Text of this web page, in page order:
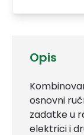
Opis
osnovni
zadatke u
elektrici i